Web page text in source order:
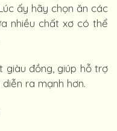
ấy hãy chọn ăn các
nhiều chất xơ có thể
giàu đồng, giúp hỗ trợ
ra mạnh hơn.